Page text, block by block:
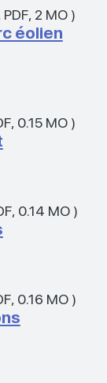
PDF, 2 MO)
éolien
, 0.15 MO)
, 0.14 MO)
, 0.16 MO)